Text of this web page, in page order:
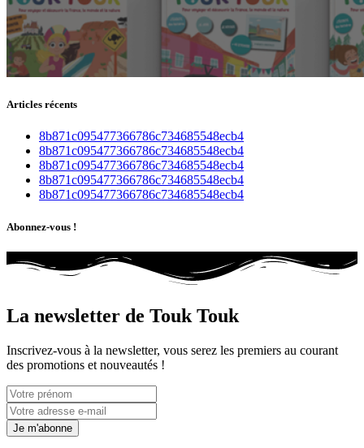
Articles récents
8b871c095477366786c734685548ecb4
8b871c095477366786c734685548ecb4
8b871c095477366786c734685548ecb4
8b871c095477366786c734685548ecb4
8b871c095477366786c734685548ecb4
Abonnez-vous !
La newsletter de Touk Touk
Inscrivez-vous à la newsletter, vous serez les premiers au courant
des promotions et nouveautés !
Je m'abonne